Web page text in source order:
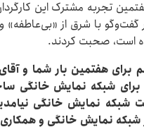
تجربه مشترک این
گفت‌وگو با شرق از
است، صحبت کردند.
برای شبکه نمایش خانگی
شبکه نمایش خانگی
شبکه نمایش خانگی و